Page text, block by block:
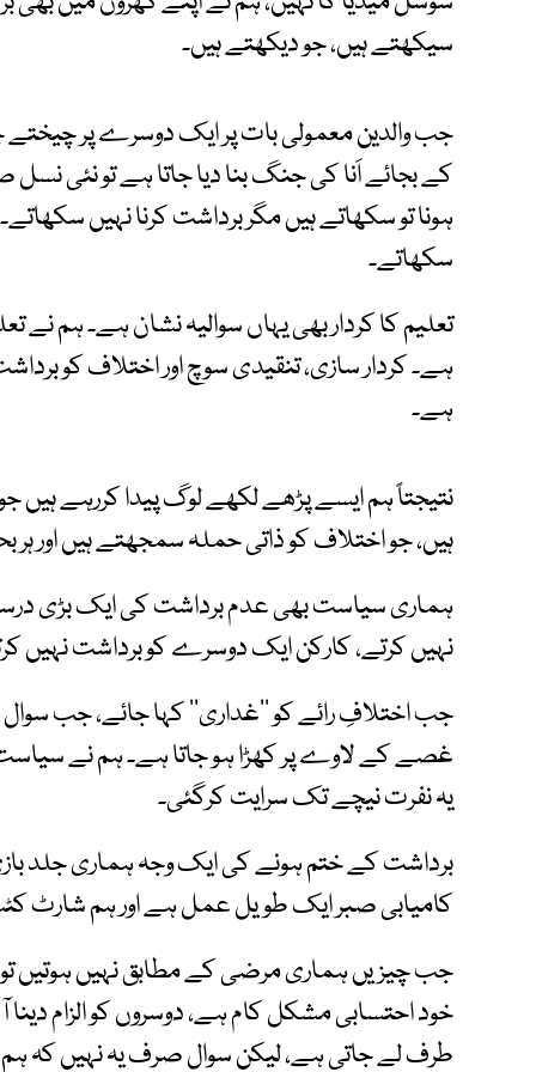
سیکھتے ہیں، جو دیکھتے ہیں۔
جب والدین معمولی بات پر ایک دوسرے پر
کے بجائے اَنا کی جنگ بنا دیا جاتا ہے تو نئی
ہونا تو سکھاتے ہیں مگر برداشت کرنا نہیں سکھاتے۔
سکھاتے۔
تعلیم کا کردار بھی یہاں سوالیہ نشان ہے۔ ہم
ہے۔ کردار سازی، تنقیدی سوچ اور اختلاف کو
ہے۔
نتیجتاً ہم ایسے پڑھے لکھے لوگ پیدا کررہے
ہیں، جو اختلاف کو ذاتی حملہ سمجھتے ہیں اور ہر
ہماری سیاست بھی عدم برداشت کی ایک بڑی
نہیں کرتے، کارکن ایک دوسرے کو برداشت نہیں
جب اختلافِ رائے کو ’’غداری‘‘ کہا جائے، جب سوال
غصے کے لاوے پر کھڑا ہو جاتا ہے۔ ہم نے سیاست
یہ نفرت نیچے تک سرایت کرگئی۔
برداشت کے ختم ہونے کی ایک وجہ ہماری جلد
کامیابی صبر ایک طویل عمل ہے اور ہم شارٹ
جب چیزیں ہماری مرضی کے مطابق نہیں ہوتیں تو
خود احتسابی مشکل کام ہے، دوسروں کو الزام
طرف لے جاتی ہے، لیکن سوال صرف یہ نہیں کہ